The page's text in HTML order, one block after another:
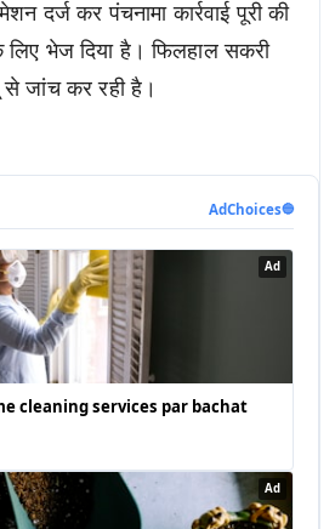
दर्ज कर पंचनामा कार्रवाई पूरी की
लिए भेज दिया है। फिलहाल सकरी
जांच कर रही है।
AdChoices🔵
Ad
cleaning services par bachat
Ad